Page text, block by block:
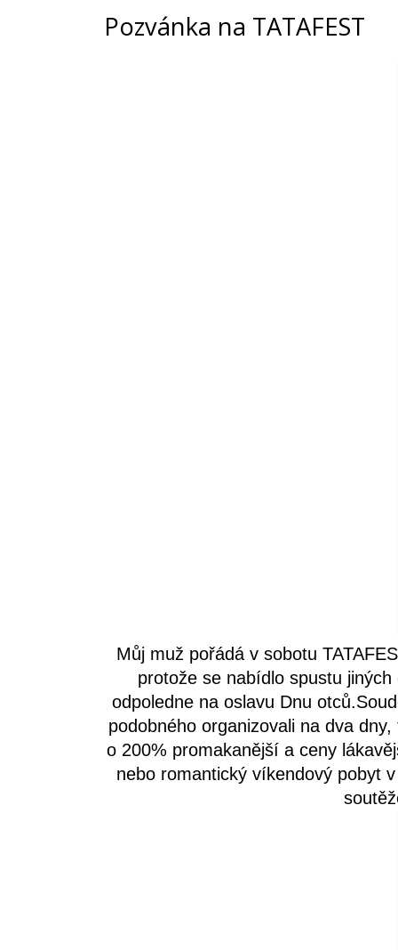
Pozvánka na TATAFEST
Můj muž pořádá v sobotu
protože se nabídlo spustu
odpoledne na oslavu Dnu
podobného organizovali na dva
o 200% promakanější a ceny
nebo romantický víkendový pobyt